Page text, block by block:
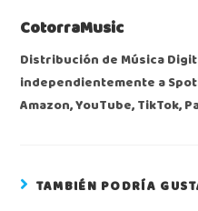
CotorraMusic
Distribución de Música
independientemente a
Amazon, YouTube, TikTok,
TAMBIÉN PODRÍA